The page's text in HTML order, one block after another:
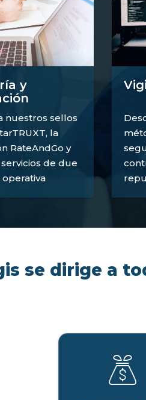
y
nuestros sellos
la
RateAndGo y
de due
se dirige a